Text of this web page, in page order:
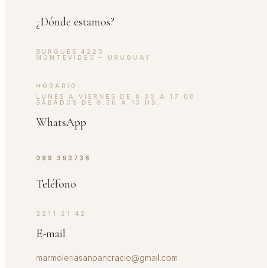
¿Dónde estamos?
BURGUES 4220
MONTEVIDEO – URUGUAY
HORARIO:
LUNES A VIERNES DE 8:30 A 17:00
SÁBADOS DE 8:30 A 13 HS.
WhatsApp
099 393738
Teléfono
2211 21 42
E-mail
marmoleriasanpancracio@gmail.com